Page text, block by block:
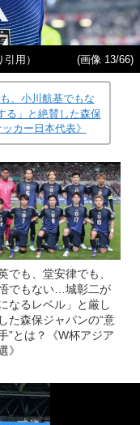
用） (画像 13/66)
、小川航基でもな
る」と絶賛した森保
カー日本代表》
でも、堂安律でも、
でもない…城彰二が
なるレベル」と厳し
た森保ジャパンの“意
”とは？《W杯アジア
》